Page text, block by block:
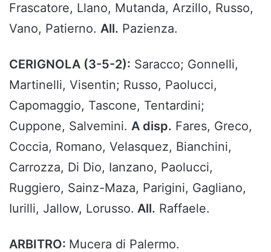
Frascatore, Llano, Mutanda, Arzillo, Russo,
Vano, Patierno. All. Pazienza.
CERIGNOLA (3-5-2): Saracco; Gonnelli,
Martinelli, Visentin; Russo, Paolucci,
Capomaggio, Tascone, Tentardini;
Cuppone, Salvemini. A disp. Fares, Greco,
Coccia, Romano, Velasquez, Bianchini,
Carrozza, Di Dio, Ianzano, Paolucci,
Ruggiero, Sainz-Maza, Parigini, Gagliano,
Iurilli, Jallow, Lorusso. All. Raffaele.
ARBITRO: Mucera di Palermo.